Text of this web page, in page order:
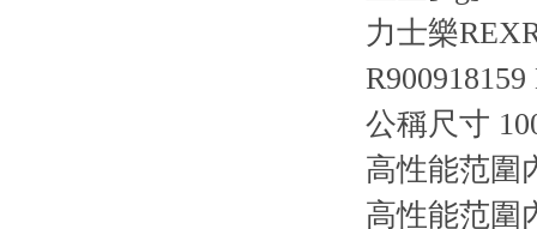
力士樂
公稱尺寸
高性能范圍
高性能范圍